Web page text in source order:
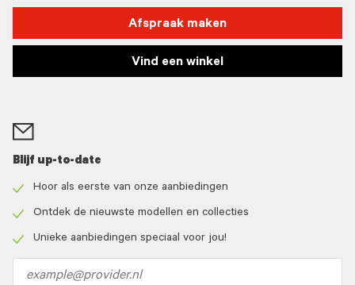
Afspraak maken
Vind een winkel
Blijf up-to-date
icon
Hoor als eerste van onze aanbiedingen
icon
Ontdek de nieuwste modellen en collecties
Unieke aanbiedingen speciaal voor jou!
address